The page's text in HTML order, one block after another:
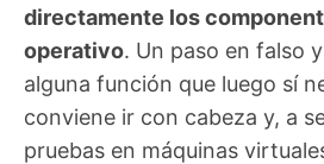
directamente los
operativo. Un paso en falso
alguna función que luego sí
conviene ir con cabeza y, a
pruebas en máquinas